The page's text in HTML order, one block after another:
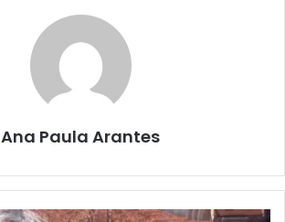
Ana Paula Arantes